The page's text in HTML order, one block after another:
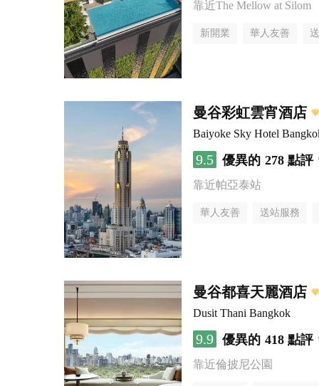
靠近The Mellow at Silom
新開業 華人友善
曼谷彩虹雲宵酒店
Baiyoke Sky Hotel
9.5 優異的 278 點評
靠近帕亞泰站
華人友善 送站服務
曼谷都喜天麗酒店
Dusit Thani Bangkok
9.9 優異的 418 點評
靠近倫披尼公園